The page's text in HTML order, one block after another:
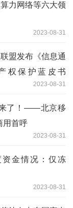
力网络等六大领
2023-08-31
盟发布《信息通
权保护蓝皮书
2023-08-31
了！——北京移
用首呼
2023-08-31
金情况：仅冻
2023-08-31